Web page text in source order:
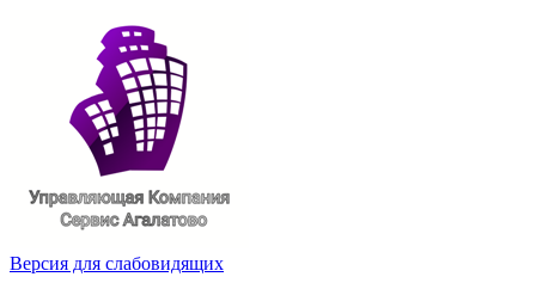
Версия для слабовидящих